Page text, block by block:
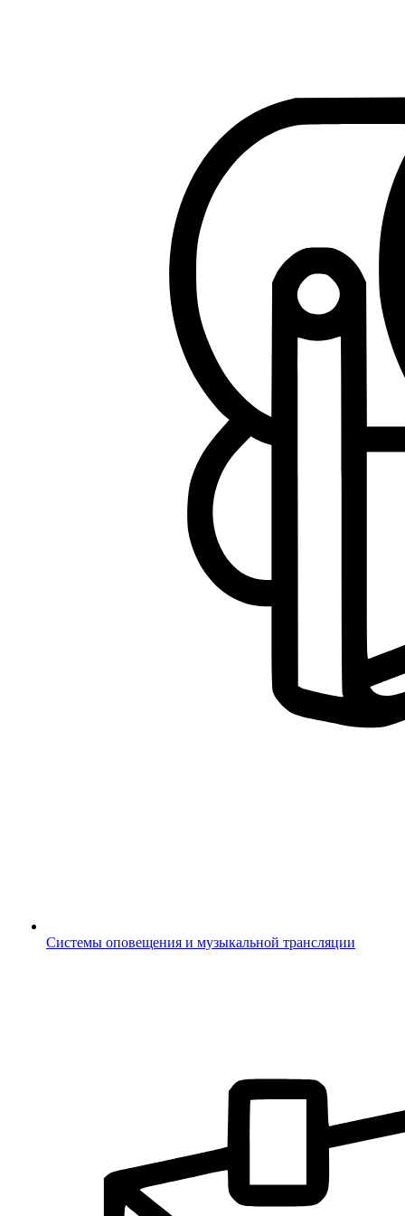
Системы оповещения и музыкальной трансляции